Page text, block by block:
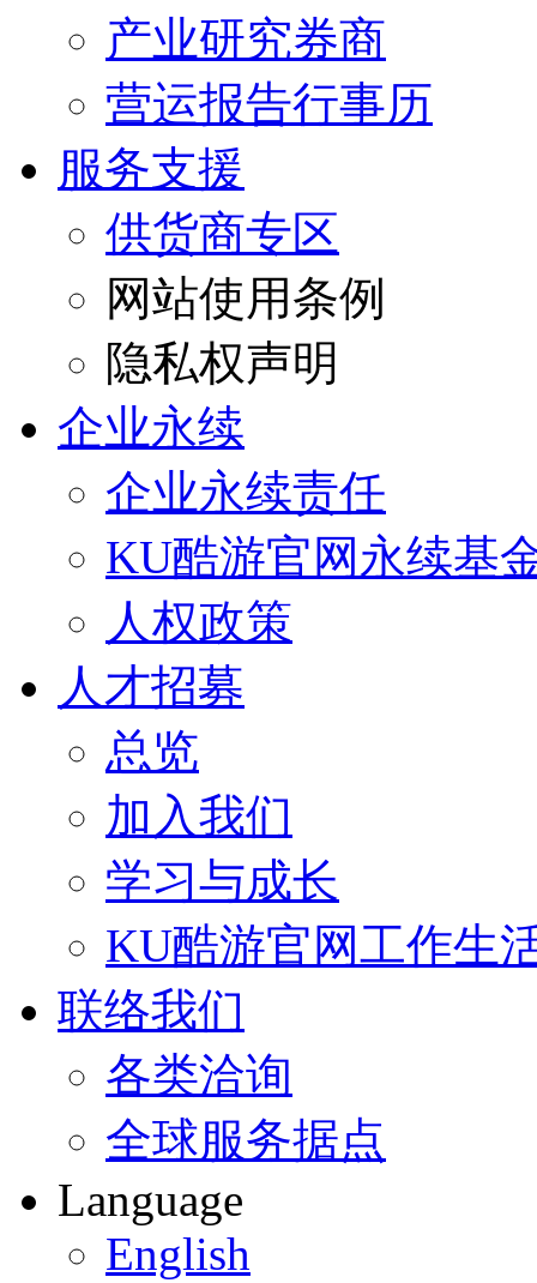
产业研究券商
营运报告行事历
服务支援
供货商专区
网站使用条例
隐私权声明
企业永续
企业永续责任
KU酷游官网永续基
人权政策
人才招募
总览
加入我们
学习与成长
KU酷游官网工作生
联络我们
各类洽询
全球服务据点
Language
English